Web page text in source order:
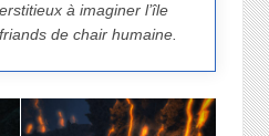
à imaginer l’île
de chair humaine.